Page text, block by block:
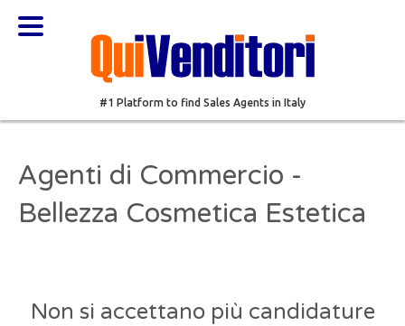
#1 Platform to find Sales Agents in Italy
Agenti di Commercio -
Bellezza Cosmetica Estetica
Non si accettano più candidature